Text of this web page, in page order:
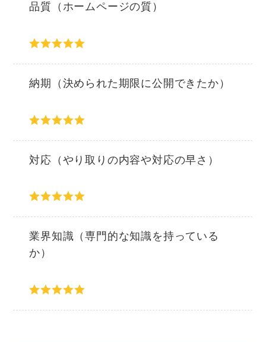
品質（ホームページの質）
納期（決められた期限に公開できたか）
対応（やり取りの内容や対応の早さ）
業界知識（専門的な知識を持っている
か）